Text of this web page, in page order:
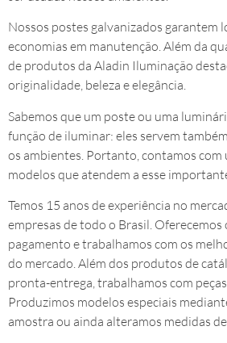
Nossos postes galvanizados garantem
economias em manutenção. Além da
de produtos da Aladin Iluminação
originalidade, beleza e elegância.
Sabemos que um poste ou uma
função de iluminar: eles servem
os ambientes. Portanto, contamos com
modelos que atendem a esse
Temos 15 anos de experiência no
empresas de todo o Brasil.
pagamento e trabalhamos com os
do mercado. Além dos produtos de
pronta-entrega, trabalhamos com
Produzimos modelos especiais
amostra ou ainda alteramos medidas